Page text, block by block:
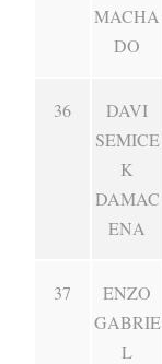
MACHA
DO
36
DAVI
SEMICE
K
DAMAC
ENA
37
ENZO
GABRIE
L